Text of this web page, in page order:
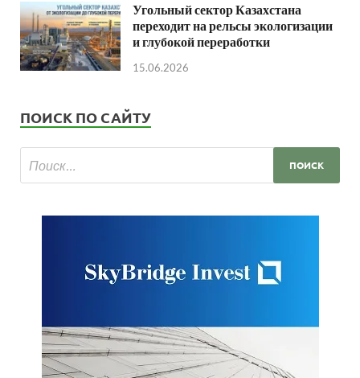
Угольный сектор Казахстана
переходит на рельсы экологизации
и глубокой переработки
15.06.2026
ПОИСК ПО САЙТУ